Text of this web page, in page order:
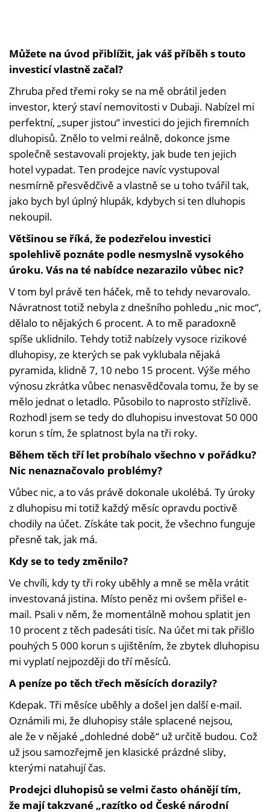
Můžete na úvod přiblížit, jak váš příběh s touto
investicí vlastně začal?
Zhruba před třemi roky se na mě obrátil jeden
investor, který staví nemovitosti v Dubaji. Nabízel mi
perfektní, „super jistou“ investici do jejich firemních
dluhopisů. Znělo to velmi reálně, dokonce jsme
společně sestavovali projekty, jak bude ten jejich
hotel vypadat. Ten prodejce navíc vystupoval
nesmírně přesvědčivě a vlastně se u toho tvářil tak,
jako bych byl úplný hlupák, kdybych si ten dluhopis
nekoupil.
Většinou se říká, že podezřelou investici
spolehlivě poznáte podle nesmyslně vysokého
úroku. Vás na té nabídce nezarazilo vůbec nic?
V tom byl právě ten háček, mě to tehdy nevarovalo.
Návratnost totiž nebyla z dnešního pohledu „nic moc“,
dělalo to nějakých 6 procent. A to mě paradoxně
spíše uklidnilo. Tehdy totiž nabízely vysoce rizikové
dluhopisy, ze kterých se pak vyklubala nějaká
pyramida, klidně 7, 10 nebo 15 procent. Výše mého
výnosu zkrátka vůbec nenasvědčovala tomu, že by se
mělo jednat o letadlo. Působilo to naprosto střízlivě.
Rozhodl jsem se tedy do dluhopisu investovat 50 000
korun s tím, že splatnost byla na tři roky.
Během těch tří let probíhalo všechno v pořádku?
Nic nenaznačovalo problémy?
Vůbec nic, a to vás právě dokonale ukolébá. Ty úroky
z dluhopisu mi totiž každý měsíc opravdu poctivě
chodily na účet. Získáte tak pocit, že všechno funguje
přesně tak, jak má.
Kdy se to tedy změnilo?
Ve chvíli, kdy ty tři roky uběhly a mně se měla vrátit
investovaná jistina. Místo peněz mi ovšem přišel e-
mail. Psali v něm, že momentálně mohou splatit jen
10 procent z těch padesáti tisíc. Na účet mi tak přišlo
pouhých 5 000 korun s ujištěním, že zbytek dluhopisu
mi vyplatí nejpozději do tří měsíců.
A peníze po těch třech měsících dorazily?
Kdepak. Tři měsíce uběhly a došel jen další e-mail.
Oznámili mi, že dluhopisy stále splacené nejsou,
ale že v nějaké „dohledné době“ už určitě budou. Což
už jsou samozřejmě jen klasické prázdné sliby,
kterými natahují čas.
Prodejci dluhopisů se velmi často ohánějí tím,
že mají takzvané „razítko od České národní